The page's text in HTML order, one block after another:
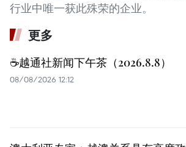
行业中唯一获此殊荣的企业。
更多
☕️越通社新闻下午茶（2026.8.8）
08/08/2026 12:12